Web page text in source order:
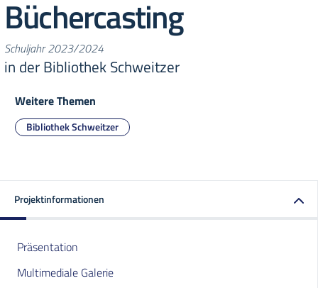
Büchercasting
Schuljahr 2023/2024
in der Bibliothek Schweitzer
Weitere Themen
Bibliothek Schweitzer
Projektinformationen
Präsentation
Multimediale Galerie